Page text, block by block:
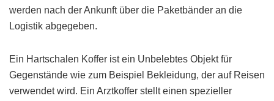
werden nach der Ankunft über die Paketbänder an die
Logistik abgegeben.
Ein Hartschalen Koffer ist ein Unbelebtes Objekt für
Gegenstände wie zum Beispiel Bekleidung, der auf Reisen
verwendet wird. Ein Arztkoffer stellt einen spezieller